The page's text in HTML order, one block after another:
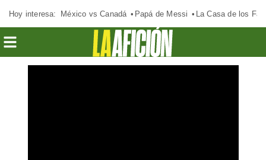
Hoy interesa: México vs Canadá Papá de Messi La Casa de los